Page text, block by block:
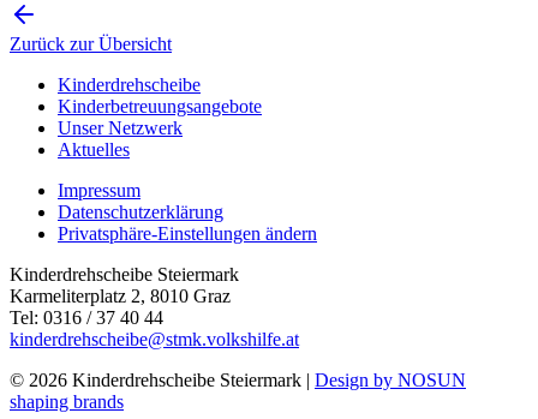
Zurück zur Übersicht
Kinderdrehscheibe
Kinderbetreuungs­angebote
Unser Netzwerk
Aktuelles
Impressum
Datenschutzerklärung
Privatsphäre-Einstellungen ändern
Kinderdrehscheibe Steiermark
Karmeliterplatz 2, 8010 Graz
Tel: 0316 / 37 40 44
kinderdrehscheibe@stmk.volkshilfe.at
© 2026 Kinderdrehscheibe Steiermark | Design by NOSUN
shaping brands